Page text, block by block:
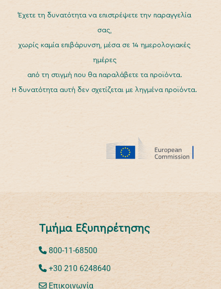
Έχετε τη δυνατότητα να επιστρέψετε την παραγγελία
σας,
χωρίς καμία επιβάρυνση, μέσα σε 14 ημερολογιακές
ημέρες
από τη στιγμή που θα παραλάβετε τα προϊόντα.
Η δυνατότητα αυτή δεν σχετίζεται με ληγμένα προϊόντα.
Τμήμα Εξυπηρέτησης
800-11-68500
+30 210 6248640
Επικοινωνία